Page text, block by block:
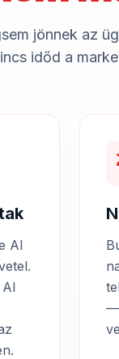
jönnek az
időd a
AI
—